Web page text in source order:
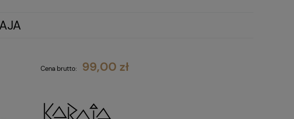
Cena brutto: 99,00 zł